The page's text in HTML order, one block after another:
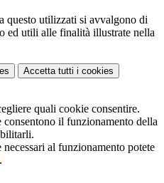
questo utilizzati si avvalgono di
ed utili alle finalità illustrate nella
Accetta tutti i cookies
quali cookie consentire.
il funzionamento della
al funzionamento potete
.